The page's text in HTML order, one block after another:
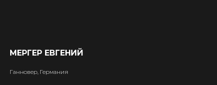
МЕРГЕР ЕВГЕНИЙ
Ганновер, Германия